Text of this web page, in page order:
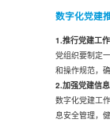
数字化党建
1.推行党建工
党组织要制定
和操作规范，
2.加强党建信
数字化党建工
息安全管理，